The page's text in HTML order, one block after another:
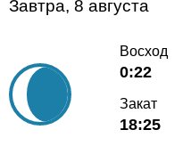
Завтра, 8 августа
Восход
0:22
Закат
18:25